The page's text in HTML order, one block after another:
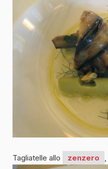
Tagliatelle allo zenzero